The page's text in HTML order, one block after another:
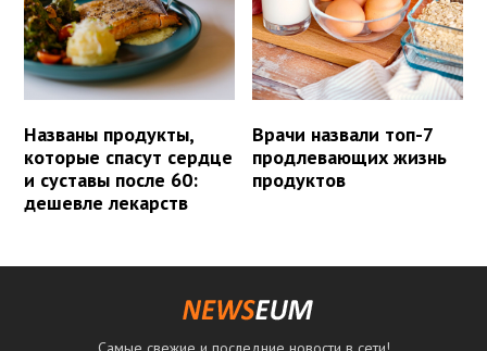
Названы продукты,
которые спасут сердце
и суставы после 60:
дешевле лекарств
Врачи назвали топ-7
продлевающих жизнь
продуктов